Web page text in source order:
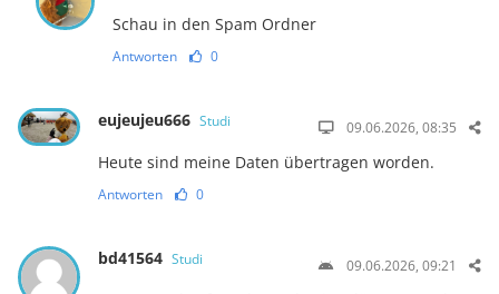
Schau in den Spam Ordner
Antworten 0
eujeujeu666 Studi 09.06.2026, 08:35
Heute sind meine Daten übertragen worden.
Antworten 0
bd41564 Studi 09.06.2026, 09:21